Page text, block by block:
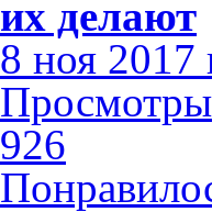
их делают
8 ноя 2017
Просмотры
926